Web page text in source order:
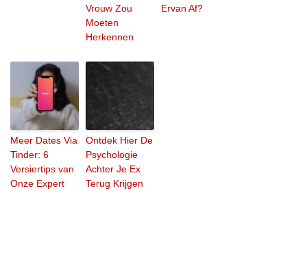
Vrouw Zou
Moeten
Herkennen
Ervan Af?
Meer Dates Via
Tinder: 6
Versiertips van
Onze Expert
Ontdek Hier De
Psychologie
Achter Je Ex
Terug Krijgen